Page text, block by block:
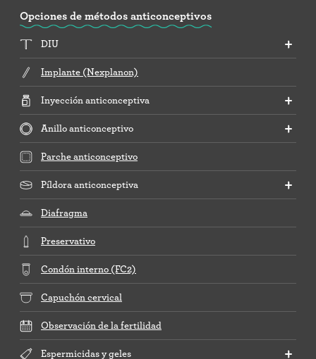
Opciones de métodos anticonceptivos
DIU
Implante (Nexplanon)
Inyección anticonceptiva
Anillo anticonceptivo
Parche anticonceptivo
Píldora anticonceptiva
Diafragma
Preservativo
Condón interno (FC2)
Capuchón cervical
Observación de la fertilidad
Espermicidas y geles